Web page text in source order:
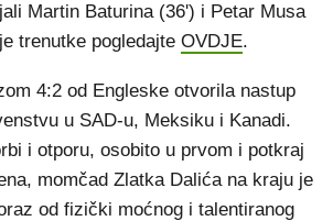
Martin Baturina (36') i Petar Musa
trenutke pogledajte OVDJE.
4:2 od Engleske otvorila nastup
u SAD-u, Meksiku i Kanadi.
i otporu, osobito u prvom i potkraj
momčad Zlatka Dalića na kraju je
od fizički moćnog i talentiranog